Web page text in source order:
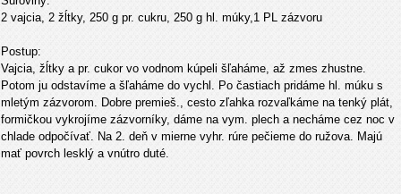
2 vajcia, 2 žĺtky, 250 g pr. cukru, 250 g hl. múky,1 PL zázvoru
Postup:
Vajcia, žĺtky a pr. cukor vo vodnom kúpeli šľaháme, až zmes zhustne.
Potom ju odstavíme a šľaháme do vychl. Po častiach pridáme hl. múku s
mletým zázvorom. Dobre premieš., cesto zľahka rozvaľkáme na tenký plát,
formičkou vykrojíme zázvorníky, dáme na vym. plech a necháme cez noc v
chlade odpočívať. Na 2. deň v mierne vyhr. rúre pečieme do ružova. Majú
mať povrch lesklý a vnútro duté.